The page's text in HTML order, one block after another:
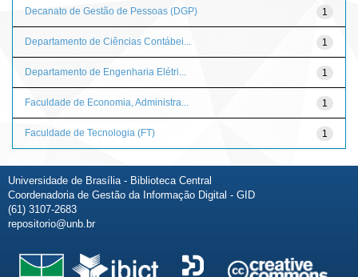
1
Decanato de Gestão de Pessoas (DGP)
1
Departamento de Ciências Contábei...
1
Departamento de Engenharia Elétri...
1
Faculdade de Economia, Administra...
1
Faculdade de Tecnologia (FT)
Universidade de Brasília - Biblioteca Central
Coordenadoria de Gestão da Informação Digital - GID
(61) 3107-2683
repositorio@unb.br